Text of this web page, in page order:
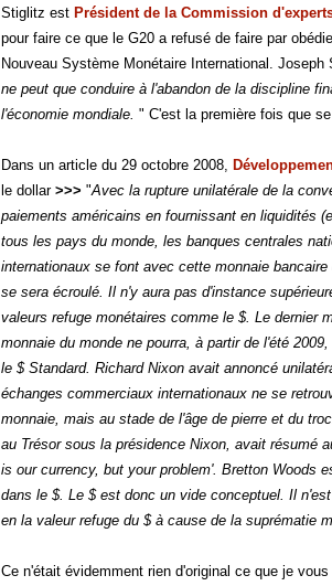
Stiglitz est Président de la Commission
pour faire ce que le G20 a refusé de faire par
Nouveau Système Monétaire International. Joseph
ne peut que conduire à l'abandon de la discipline
l'économie mondiale. " C'est la première fois que
Dans un article du 29 octobre 2008,
le dollar >>> "Avec la rupture unilatérale de la
paiements américains en fournissant en liquidités
tous les pays du monde, les banques centrales
internationaux se font avec cette monnaie
se sera écroulé. Il n'y aura pas d'instance
valeurs refuge monétaires comme le $. Le dernier
monnaie du monde ne pourra, à partir de l'été
le $ Standard. Richard Nixon avait annoncé
échanges commerciaux internationaux ne se
monnaie, mais au stade de l'âge de pierre et du
au Trésor sous la présidence Nixon, avait résumé
is our currency, but your problem'. Bretton Woods
dans le $. Le $ est donc un vide conceptuel. Il
en la valeur refuge du $ à cause de la suprématie
Ce n'était évidemment rien d'original ce que je